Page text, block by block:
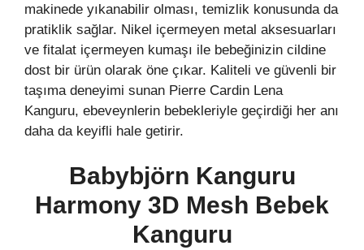
makinede yıkanabilir olması, temizlik konusunda da
pratiklik sağlar. Nikel içermeyen metal aksesuarları
ve fitalat içermeyen kumaşı ile bebeğinizin cildine
dost bir ürün olarak öne çıkar. Kaliteli ve güvenli bir
taşıma deneyimi sunan Pierre Cardin Lena
Kanguru, ebeveynlerin bebekleriyle geçirdiği her anı
daha da keyifli hale getirir.
Babybjörn Kanguru
Harmony 3D Mesh Bebek
Kanguru